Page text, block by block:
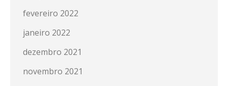
fevereiro 2022
janeiro 2022
dezembro 2021
novembro 2021